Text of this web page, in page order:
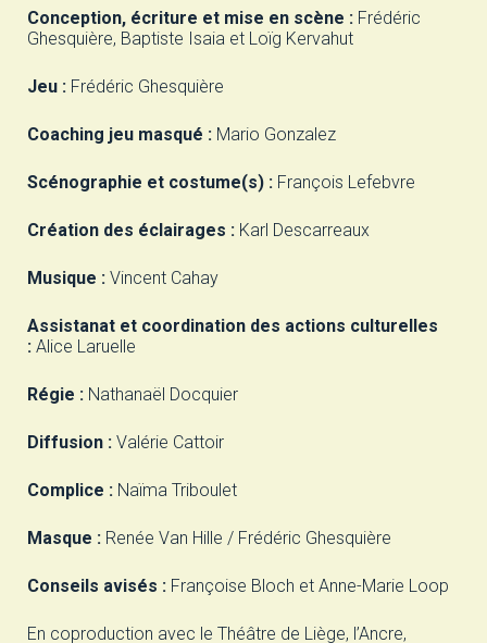
Conception, écriture et mise en scène : Frédéric
Ghesquière, Baptiste Isaia et Loïg Kervahut
Jeu : Frédéric Ghesquière
Coaching jeu masqué : Mario Gonzalez
Scénographie et costume(s) : François Lefebvre
Création des éclairages : Karl Descarreaux
Musique : Vincent Cahay
Assistanat et coordination des actions culturelles
: Alice Laruelle
Régie : Nathanaël Docquier
Diffusion : Valérie Cattoir
Complice : Naïma Triboulet
Masque : Renée Van Hille / Frédéric Ghesquière
Conseils avisés : Françoise Bloch et Anne-Marie Loop
En coproduction avec le Théâtre de Liège, l’Ancre,